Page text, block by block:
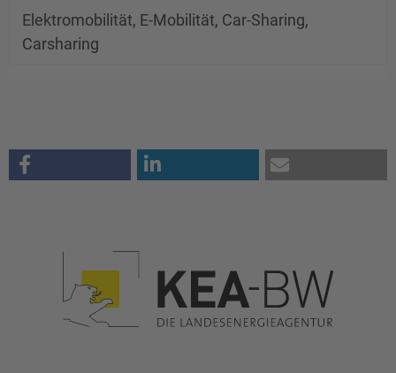
Elektromobilität, E-Mobilität, Car-Sharing,
Carsharing